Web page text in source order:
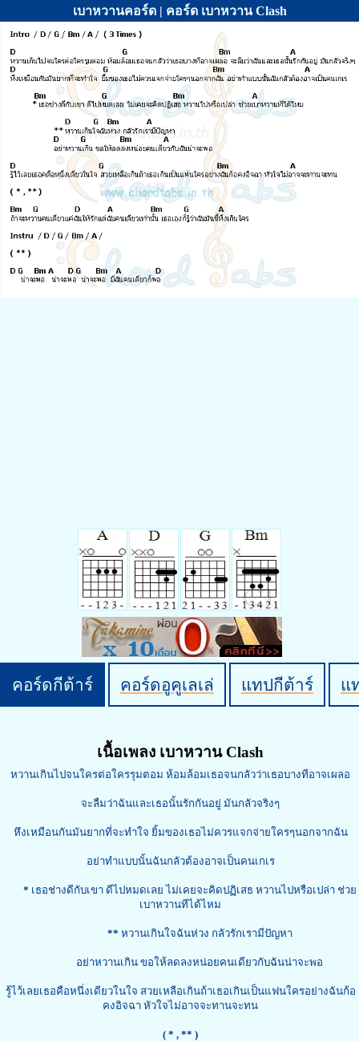
เบาหวานคอร์ด | คอร์ด เบาหวาน Clash
คอร์ดกีต้าร์ คอร์ดอูคูเลเล่ แทปกีต้าร์ แ
เนื้อเพลง เบาหวาน Clash
หวานเกินไปจนใครต่อใครรุมตอม ห้อมล้อมเธอจนกลัวว่าเธอบางทีอาจเผลอ
จะลืมว่าฉันและเธอนั้นรักกันอยู่ มันกลัวจริงๆ
หึงเหมือนกันมันยากที่จะทำใจ ยิ้มของเธอไม่ควรแจกจ่ายใครๆนอกจากฉัน
อย่าทำแบบนั้นฉันกลัวต้องอาจเป็นคนเกเร
* เธอช่างดีกับเขา ดีไปหมดเลย ไม่เคยจะคิดปฏิเสธ หวานไปหรือเปล่า ช่วย
เบาหวานทีได้ไหม
** หวานเกินใจฉันห่วง กลัวรักเรามีปัญหา
อย่าหวานเกิน ขอให้ลดลงหน่อยคนเดียวกับฉันน่าจะพอ
รู้ไว้เลยเธอคือหนึ่งเดียวในใจ สวยเหลือเกินถ้าเธอเกินเป็นแฟนใครอย่างฉันก้อ
คงอิจฉา หัวใจไม่อาจจะทานจะทน
( * , ** )